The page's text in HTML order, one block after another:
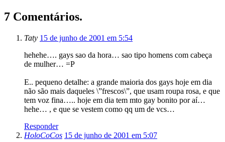
7 Comentários.
Taty 15 de junho de 2001 em 5:54
hehehe…. gays sao da hora… sao tipo homens com cabeça
de mulher… =P
E.. pequeno detalhe: a grande maioria dos gays hoje em dia
não são mais daqueles \”frescos\”, que usam roupa rosa, e que
tem voz fina….. hoje em dia tem mto gay bonito por aí…
hehe… , e que se vestem como qq um de vcs…
Responder
HoloCoCos 15 de junho de 2001 em 5:07